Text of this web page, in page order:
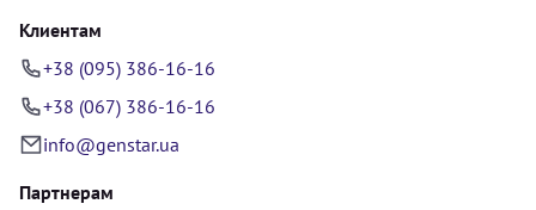
Клиентам
+38 (095) 386-16-16
+38 (067) 386-16-16
info@genstar.ua
Партнерам